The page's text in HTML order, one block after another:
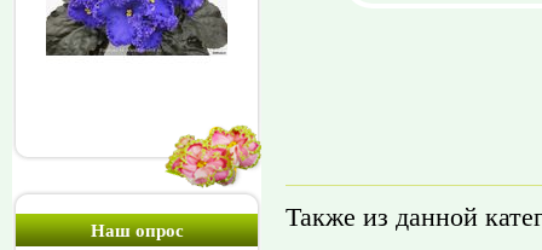
Наш опрос Также из данной